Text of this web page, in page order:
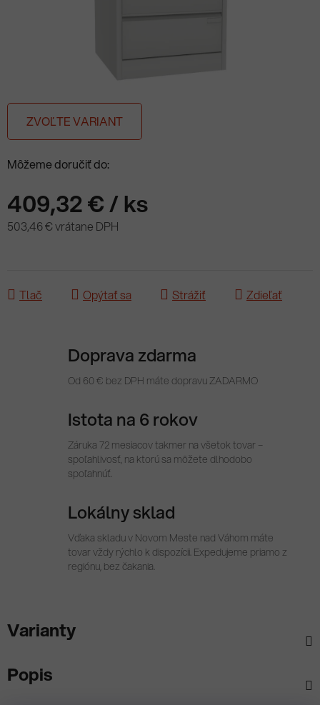
ZVOĽTE VARIANT
Môžeme doručiť do:
409,32 €/ ks
503,46 € vrátane DPH
Tlač Opýtať sa Strážiť Zdieľať
Doprava zdarma
Od 60 € bez DPH máte dopravu ZADARMO
Istota na 6 rokov
Záruka 72 mesiacov takmer na všetok tovar –
spoľahlivosť, na ktorú sa môžete dlhodobo
spoľahnúť.
Lokálny sklad
Vďaka skladu v Novom Meste nad Váhom máte
tovar vždy rýchlo k dispozícii. Expedujeme priamo z
regiónu, bez čakania.
Varianty
Popis